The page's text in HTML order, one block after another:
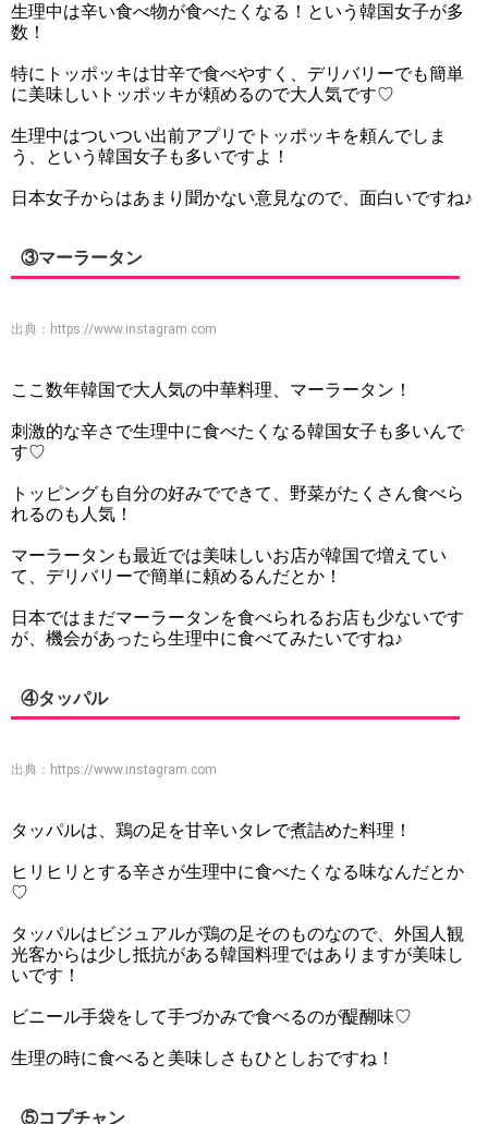
生理中は辛い食べ物が食べたくなる！という韓国女子が多
数！
特にトッポッキは甘辛で食べやすく、デリバリーでも簡単
に美味しいトッポッキが頼めるので大人気です♡
生理中はついつい出前アプリでトッポッキを頼んでしま
う、という韓国女子も多いですよ！
日本女子からはあまり聞かない意見なので、面白いですね♪
③マーラータン
出典： https://www.instagram.com
ここ数年韓国で大人気の中華料理、マーラータン！
刺激的な辛さで生理中に食べたくなる韓国女子も多いんで
す♡
トッピングも自分の好みでできて、野菜がたくさん食べら
れるのも人気！
マーラータンも最近では美味しいお店が韓国で増えてい
て、デリバリーで簡単に頼めるんだとか！
日本ではまだマーラータンを食べられるお店も少ないです
が、機会があったら生理中に食べてみたいですね♪
④タッパル
出典： https://www.instagram.com
タッパルは、鶏の足を甘辛いタレで煮詰めた料理！
ヒリヒリとする辛さが生理中に食べたくなる味なんだとか
♡
タッパルはビジュアルが鶏の足そのものなので、外国人観
光客からは少し抵抗がある韓国料理ではありますが美味し
いです！
ビニール手袋をして手づかみで食べるのが醍醐味♡
生理の時に食べると美味しさもひとしおですね！
⑤コプチャン